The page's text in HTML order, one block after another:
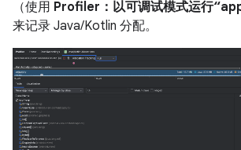
（使用 Profiler：以可调试模式运行
来记录 Java/Kotlin 分配。